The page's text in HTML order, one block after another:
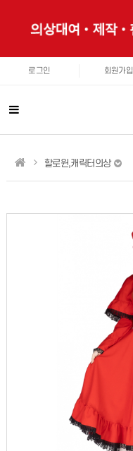
로그인 회원가입
할로윈,캐릭터의상